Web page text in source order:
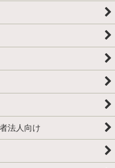
ー
法人向け